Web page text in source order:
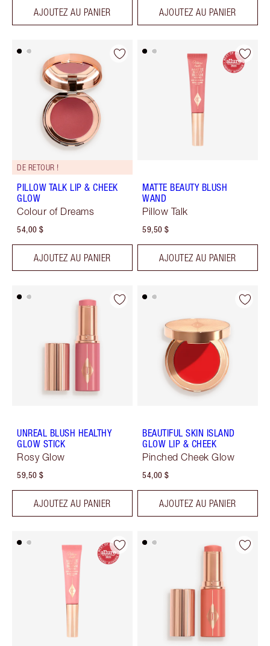
AJOUTEZ AU PANIER AJOUTEZ AU PANIER
DE RETOUR !
PILLOW TALK LIP & CHEEK
GLOW
Colour of Dreams
54,00 $
AJOUTEZ AU PANIER
MATTE BEAUTY BLUSH
WAND
Pillow Talk
59,50 $
AJOUTEZ AU PANIER
UNREAL BLUSH HEALTHY
GLOW STICK
Rosy Glow
59,50 $
AJOUTEZ AU PANIER
BEAUTIFUL SKIN ISLAND
GLOW LIP & CHEEK
Pinched Cheek Glow
54,00 $
AJOUTEZ AU PANIER